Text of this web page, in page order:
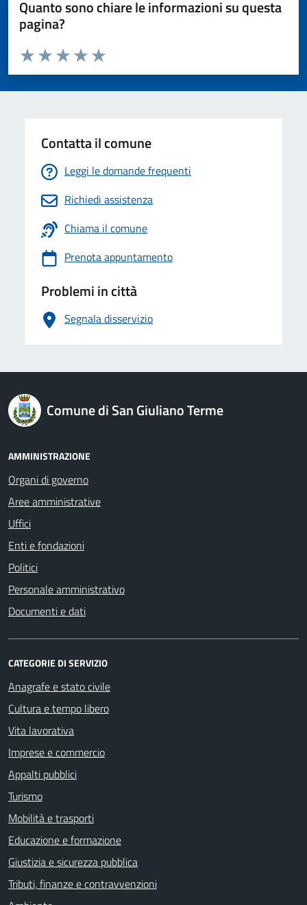
Quanto sono chiare le informazioni su questa
pagina?
Valuta da 1 a 5 stelle la pagina
Valuta 5 stelle su 5
Valuta 4 stelle su 5
Valuta 3 stelle su 5
Valuta 2 stelle su 5
Valuta 1 stelle su 5
Contatta il comune
Leggi le domande frequenti
Richiedi assistenza
Chiama il comune
Prenota appuntamento
Problemi in città
Segnala disservizio
logo Unione Europea
Comune di San Giuliano Terme
AMMINISTRAZIONE
Organi di governo
Aree amministrative
Uffici
Enti e fondazioni
Politici
Personale amministrativo
Documenti e dati
CATEGORIE DI SERVIZIO
Anagrafe e stato civile
Cultura e tempo libero
Vita lavorativa
Imprese e commercio
Appalti pubblici
Turismo
Mobilità e trasporti
Educazione e formazione
Giustizia e sicurezza pubblica
Tributi, finanze e contravvenzioni